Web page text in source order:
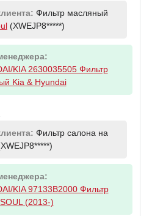
Фильтр масляный
(XWEJP8*****)
KIA 2630035505 Фильтр
Kia & Hyundai
Фильтр салона на
KIA 97133B2000 Фильтр
(2013-)